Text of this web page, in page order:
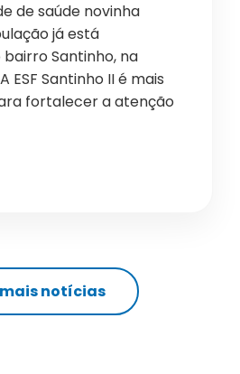
de saúde novinha
já está
Santinho, na
ESF Santinho II é mais
fortalecer a atenção
notícias